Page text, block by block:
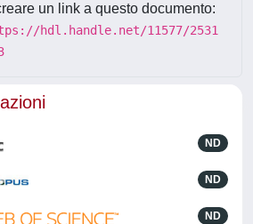
un link a questo documento:
hdl.handle.net/11577/2531
ND
ND
ND